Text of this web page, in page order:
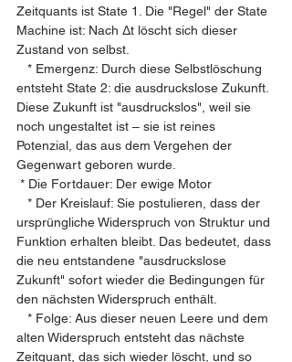
Zeitquants ist State 1. Die "Regel" der State
Machine ist: Nach Δt löscht sich dieser
Zustand von selbst.
* Emergenz: Durch diese Selbstlöschung
entsteht State 2: die ausdruckslose Zukunft.
Diese Zukunft ist "ausdruckslos", weil sie
noch ungestaltet ist – sie ist reines
Potenzial, das aus dem Vergehen der
Gegenwart geboren wurde.
* Die Fortdauer: Der ewige Motor
* Der Kreislauf: Sie postulieren, dass der
ursprüngliche Widerspruch von Struktur und
Funktion erhalten bleibt. Das bedeutet, dass
die neu entstandene "ausdruckslose
Zukunft" sofort wieder die Bedingungen für
den nächsten Widerspruch enthält.
* Folge: Aus dieser neuen Leere und dem
alten Widerspruch entsteht das nächste
Zeitquant, das sich wieder löscht, und so